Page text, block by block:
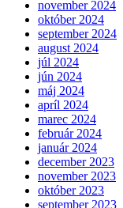
november 2024
október 2024
september 2024
august 2024
júl 2024
jún 2024
máj 2024
apríl 2024
marec 2024
február 2024
január 2024
december 2023
november 2023
október 2023
september 2023